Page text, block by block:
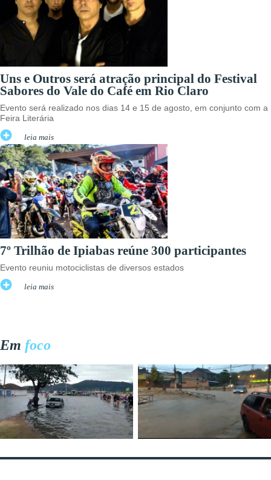
Uns e Outros será atração principal do Festival
Sabores do Vale do Café em Rio Claro
Evento será realizado nos dias 14 e 15 de agosto, em conjunto com a
Feira Literária
leia mais
7º Trilhão de Ipiabas reúne 300 participantes
Evento reuniu motociclistas de diversos estados
leia mais
Em foco